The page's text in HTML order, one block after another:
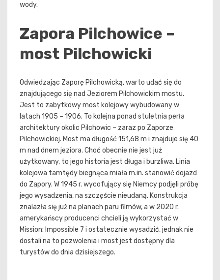
wody.
Zapora Pilchowice –
most Pilchowicki
Odwiedzając Zaporę Pilchowicką, warto udać się do
znajdującego się nad Jeziorem Pilchowickim mostu.
Jest to zabytkowy most kolejowy wybudowany w
latach 1905 – 1906. To kolejna ponad stuletnia perła
architektury okolic Pilchowic – zaraz po Zaporze
Pilchowickiej. Most ma długość 151,68 m i znajduje się 40
m nad dnem jeziora. Choć obecnie nie jest już
użytkowany, to jego historia jest długa i burzliwa. Linia
kolejowa tamtędy biegnąca miała m.in. stanowić dojazd
do Zapory. W 1945 r. wycofujący się Niemcy podjęli próbę
jego wysadzenia, na szczęście nieudaną. Konstrukcja
znalazła się już na planach paru filmów, a w 2020 r.
amerykańscy producenci chcieli ją wykorzystać w
Mission: Impossible 7 i ostatecznie wysadzić, jednak nie
dostali na to pozwolenia i most jest dostępny dla
turystów do dnia dzisiejszego.